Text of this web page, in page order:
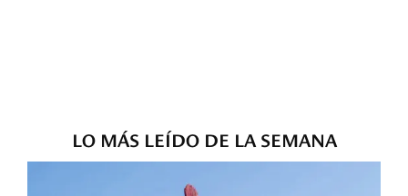
LO MÁS LEÍDO DE LA SEMANA